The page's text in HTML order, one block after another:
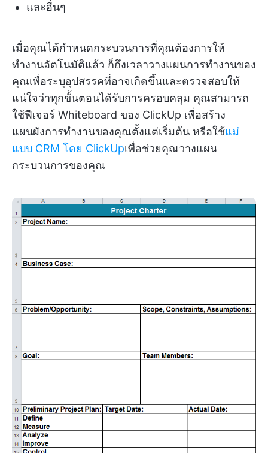
และอื่นๆ
เมื่อคุณได้กำหนดกระบวนการที่คุณต้องการให้
ทำงานอัตโนมัติแล้ว ก็ถึงเวลาวางแผนการทำงานของ
คุณเพื่อระบุอุปสรรคที่อาจเกิดขึ้นและตรวจสอบให้
แน่ใจว่าทุกขั้นตอนได้รับการครอบคลุม คุณสามารถ
ใช้ฟีเจอร์ Whiteboard ของ ClickUp เพื่อสร้าง
แผนผังการทำงานของคุณตั้งแต่เริ่มต้น หรือใช้แม่
แบบ CRM โดย ClickUpเพื่อช่วยคุณวางแผน
กระบวนการของคุณ